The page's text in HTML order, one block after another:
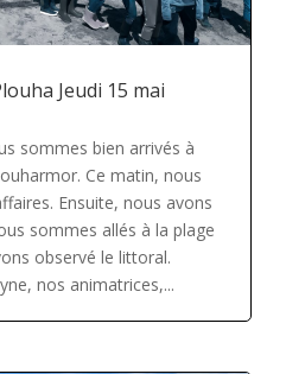
Jeudi 15 mai
sommes bien arrivés à
Ce matin, nous
Ensuite, nous avons
sommes allés à la plage
observé le littoral.
nos animatrices,...